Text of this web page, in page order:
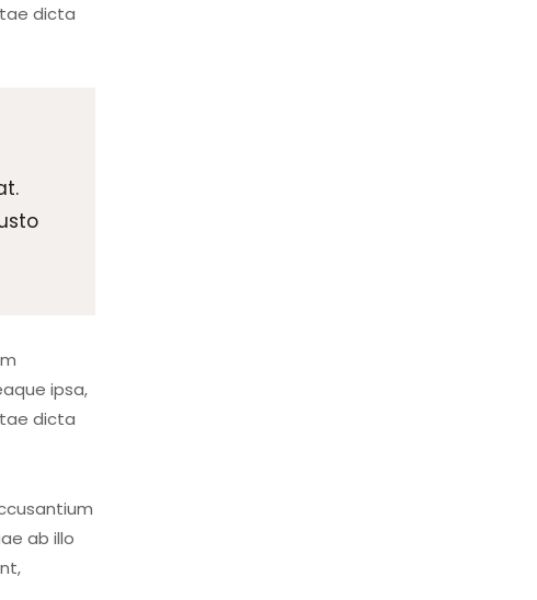
dicta
ipsa,
dicta
ab illo